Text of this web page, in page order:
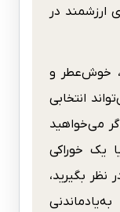
ارزشمند در
خوش‌عطر و
انتخابی
می‌خواهید
یک خوراکی
بگیرید،